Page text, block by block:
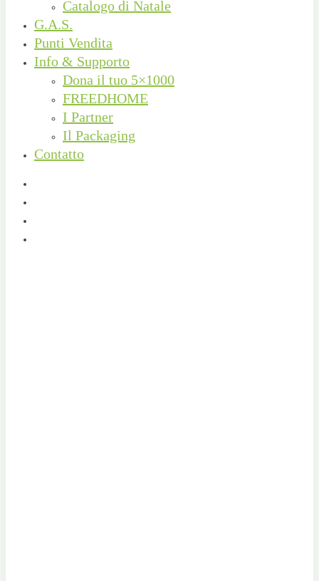
Catalogo di Natale
G.A.S.
Punti Vendita
Info & Supporto
Dona il tuo 5×1000
FREEDHOME
I Partner
Il Packaging
Contatto